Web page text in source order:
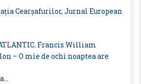
Cearșafurilor, Jurnal European
Francis William
– O mie de ochi noaptea are